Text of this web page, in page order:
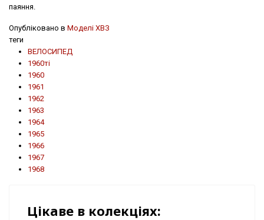
паяння.
Опубліковано в Моделі ХВЗ
теги
ВЕЛОСИПЕД
1960ті
1960
1961
1962
1963
1964
1965
1966
1967
1968
Цікаве в колекціях: